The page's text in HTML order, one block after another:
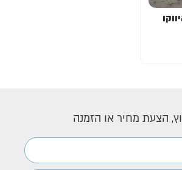
הצעת מחיר או הזמנה